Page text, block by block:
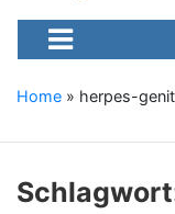
Neue-
Presseportal,
Home » herpes-